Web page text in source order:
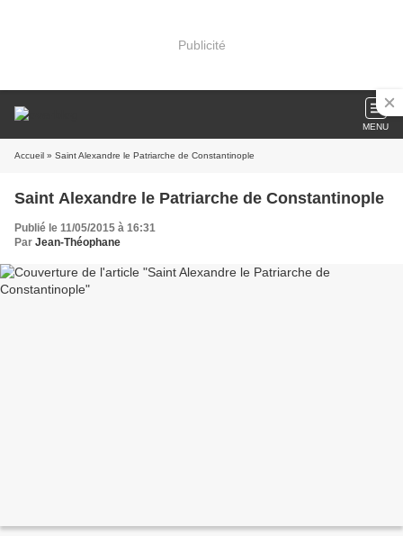
Publicité
MENU
Accueil » Saint Alexandre le Patriarche de Constantinople
Saint Alexandre le Patriarche de Constantinople
Publié le 11/05/2015 à 16:31
Par Jean-Théophane